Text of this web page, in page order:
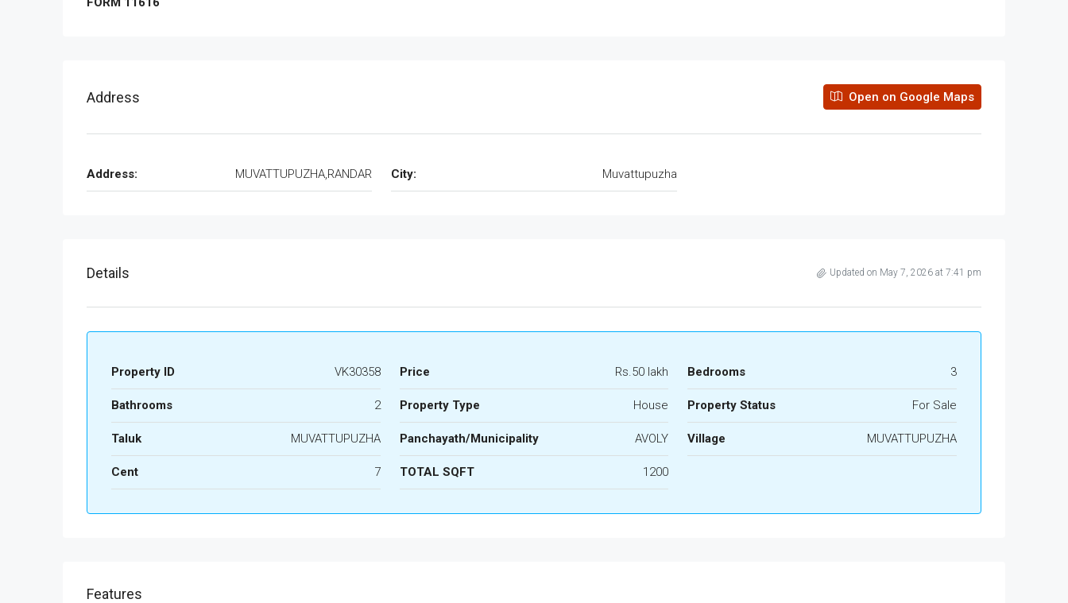
Address Open on Google Maps
Address: MUVATTUPUZHA,RANDAR City: Muvattupuzha
Details Updated on May 7, 2026 at 7:41 pm
Property ID VK30358 Price Rs.50 lakh Bedrooms 3
Bathrooms 2 Property Type House Property Status For Sale
Taluk MUVATTUPUZHA Panchayath/Municipality AVOLY Village MUVATTUPUZHA
Cent 7 TOTAL SQFT 1200
Features